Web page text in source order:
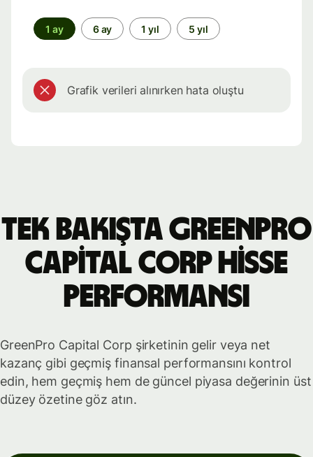
1 ay 6 ay 1 yıl 5 yıl
Grafik verileri alınırken hata oluştu
Tek bakışta GreenPro
Capital Corp hisse
performansı
GreenPro Capital Corp şirketinin gelir veya net
kazanç gibi geçmiş finansal performansını kontrol
edin, hem geçmiş hem de güncel piyasa değerinin üst
düzey özetine göz atın.